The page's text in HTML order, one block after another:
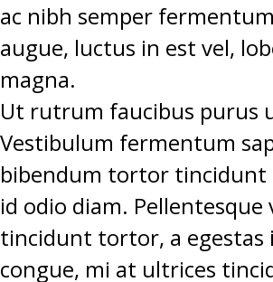
ac nibh semper
augue, luctus in est vel,
magna.
Ut rutrum faucibus purus
Vestibulum fermentum
bibendum tortor tincidunt
id odio diam. Pellentesque
tincidunt tortor, a egestas
congue, mi at ultrices